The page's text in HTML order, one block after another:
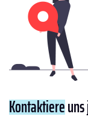
Kontaktiere